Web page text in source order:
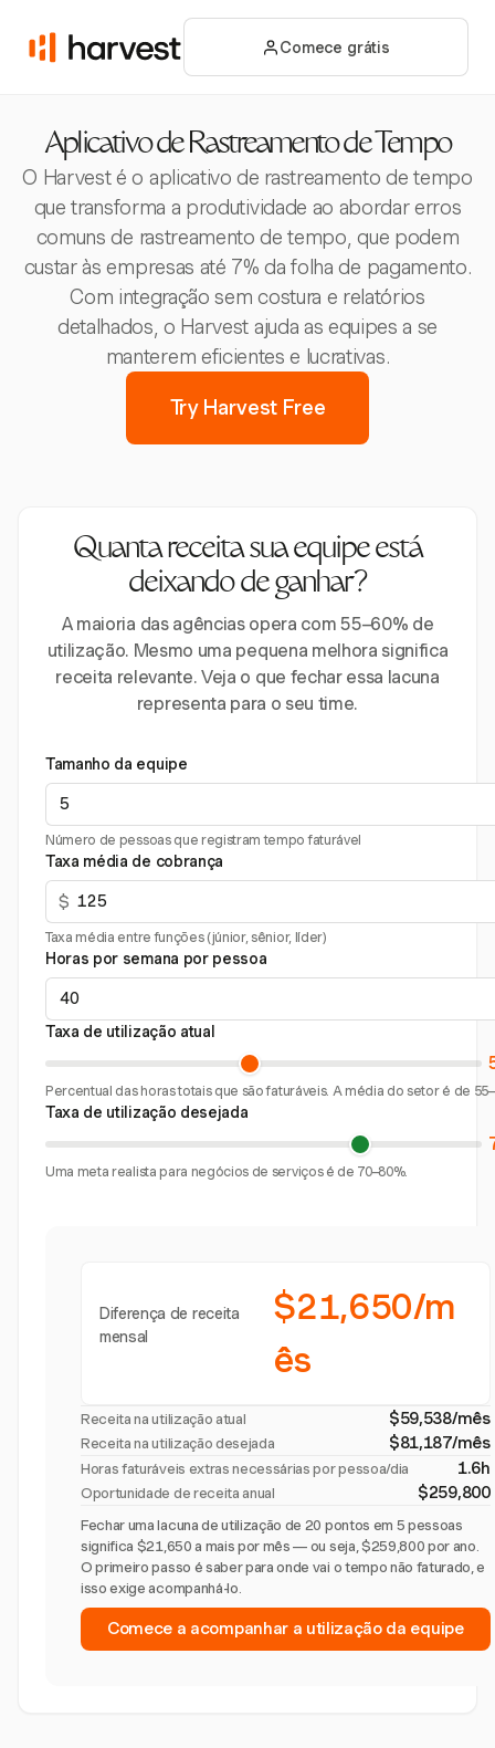
Comece grátis
Aplicativo de Rastreamento de Tempo
O Harvest é o aplicativo de rastreamento de tempo
que transforma a produtividade ao abordar erros
comuns de rastreamento de tempo, que podem
custar às empresas até 7% da folha de pagamento.
Com integração sem costura e relatórios
detalhados, o Harvest ajuda as equipes a se
manterem eficientes e lucrativas.
Try Harvest Free
Quanta receita sua equipe está
deixando de ganhar?
A maioria das agências opera com 55–60% de
utilização. Mesmo uma pequena melhora significa
receita relevante. Veja o que fechar essa lacuna
representa para o seu time.
Tamanho da equipe
Número de pessoas que registram tempo faturável
Taxa média de cobrança
$
Taxa média entre funções (júnior, sênior, líder)
Horas por semana por pessoa
Taxa de utilização atual
Percentual das horas totais que são faturáveis. A média do setor é de
Taxa de utilização desejada
Uma meta realista para negócios de serviços é de 70–80%.
Diferença de receita
mensal
$21,650/m
ês
Receita na utilização atual $59,538/mês
Receita na utilização desejada $81,187/mês
Horas faturáveis extras necessárias por pessoa/dia 1.6h
Oportunidade de receita anual $259,800
Fechar uma lacuna de utilização de 20 pontos em 5 pessoas
significa $21,650 a mais por mês — ou seja, $259,800 por ano.
O primeiro passo é saber para onde vai o tempo não faturado, e
isso exige acompanhá-lo.
Comece a acompanhar a utilização da equipe